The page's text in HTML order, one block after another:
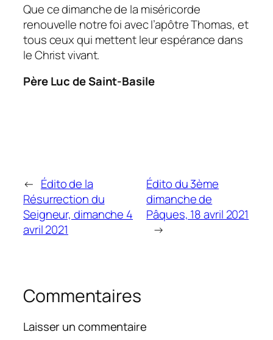
Que ce dimanche de la miséricorde
renouvelle notre foi avec l’apôtre Thomas, et
tous ceux qui mettent leur espérance dans
le Christ vivant.
Père Luc de Saint-Basile
← Édito de la
Résurrection du
Seigneur, dimanche 4
avril 2021
Édito du 3ème
dimanche de
Pâques, 18 avril 2021
→
Commentaires
Laisser un commentaire